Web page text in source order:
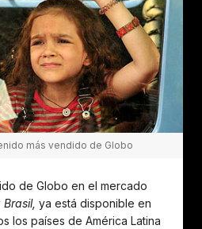
más vendido de Globo
de Globo en el mercado
Brasil, ya está disponible en
los países de América Latina